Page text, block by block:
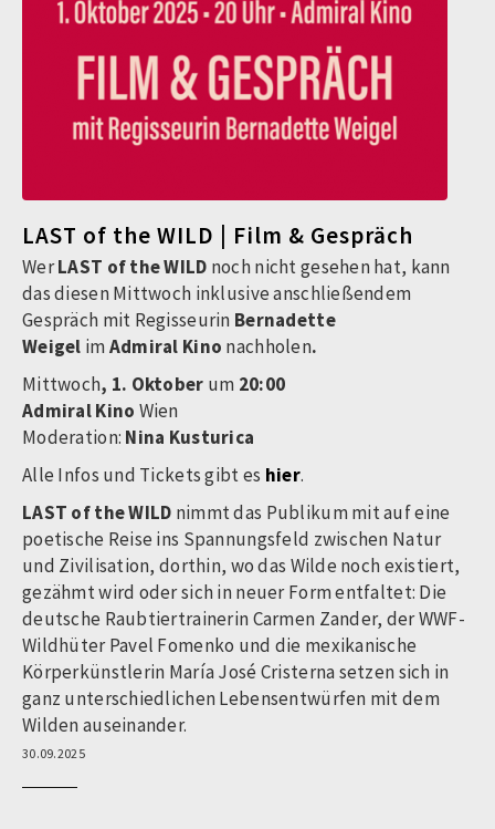
LAST of the WILD | Film & Gespräch
WerLAST of the WILD noch nicht gesehen hat, kann
das diesen Mittwoch inklusive anschließendem
Gespräch mit Regisseurin Bernadette
Weigel imAdmiral Kino nachholen.
Mittwoch, 1. Oktober um 20:00
Admiral Kino Wien
Moderation: Nina Kusturica
Alle Infos und Tickets gibt es hier.
LAST of the WILD nimmt das Publikum mit auf eine
poetische Reise ins Spannungsfeld zwischen Natur
und Zivilisation, dorthin, wo das Wilde noch existiert,
gezähmt wird oder sich in neuer Form entfaltet: Die
deutsche Raubtiertrainerin Carmen Zander, der WWF-
Wildhüter Pavel Fomenko und die mexikanische
Körperkünstlerin María José Cristerna setzen sich in
ganz unterschiedlichen Lebensentwürfen mit dem
Wilden auseinander.
30.09.2025